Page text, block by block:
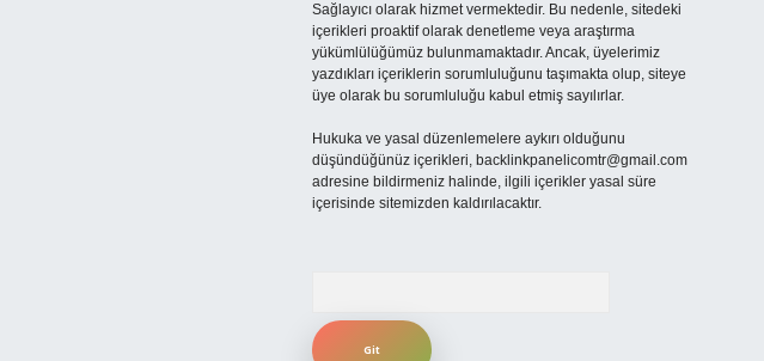
Sağlayıcı olarak hizmet vermektedir. Bu nedenle, sitedeki
içerikleri proaktif olarak denetleme veya araştırma
yükümlülüğümüz bulunmamaktadır. Ancak, üyelerimiz
yazdıkları içeriklerin sorumluluğunu taşımakta olup, siteye
üye olarak bu sorumluluğu kabul etmiş sayılırlar.
Hukuka ve yasal düzenlemelere aykırı olduğunu
düşündüğünüz içerikleri, backlinkpanelicomtr@gmail.com
adresine bildirmeniz halinde, ilgili içerikler yasal süre
içerisinde sitemizden kaldırılacaktır.